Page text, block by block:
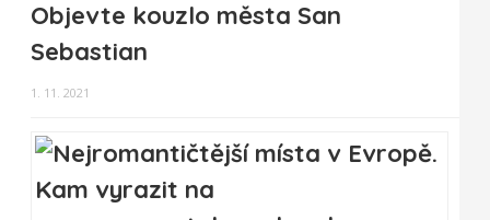
Objevte kouzlo města San
Sebastian
1. 11. 2021